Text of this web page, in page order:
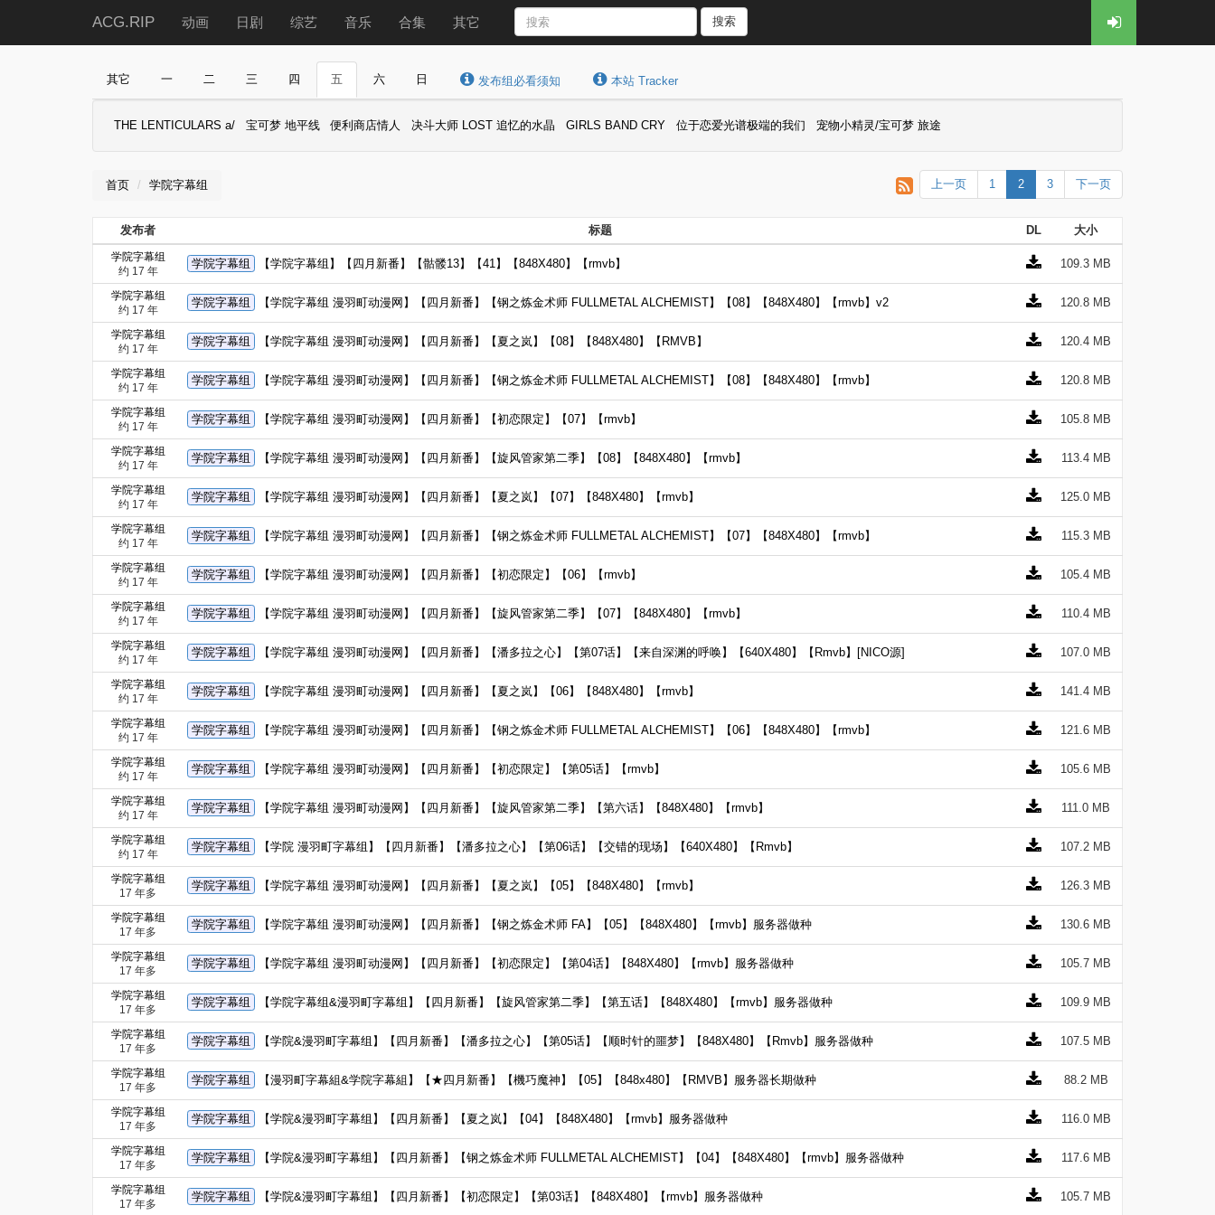
ACG.RIP 动画 日剧 综艺 音乐 合集 其它 搜索
其它 一 二 三 四 五 六 日 发布组必看须知 本站 Tracker
THE LENTICULARS a/ 宝可梦 地平线 便利商店情人 决斗大师 LOST 追忆的水晶 GIRLS BAND CRY 位于恋爱光谱极端的我们 宠物小精灵/宝可梦 旅途
上一页 1 2 3 下一页
首页 学院字幕组
发布者 标题 DL 大小
学院字幕组
约 17 年
学院字幕组 【学院字幕组】【四月新番】【骷髅13】【41】【848X480】【rmvb】 109.3 MB
学院字幕组
约 17 年
学院字幕组 【学院字幕组 漫羽町动漫网】【四月新番】【钢之炼金术师 FULLMETAL ALCHEMIST】【08】【848X480】【rmvb】v2 120.8 MB
学院字幕组
约 17 年
学院字幕组 【学院字幕组 漫羽町动漫网】【四月新番】【夏之岚】【08】【848X480】【RMVB】 120.4 MB
学院字幕组
约 17 年
学院字幕组 【学院字幕组 漫羽町动漫网】【四月新番】【钢之炼金术师 FULLMETAL ALCHEMIST】【08】【848X480】【rmvb】 120.8 MB
学院字幕组
约 17 年
学院字幕组 【学院字幕组 漫羽町动漫网】【四月新番】【初恋限定】【07】【rmvb】 105.8 MB
学院字幕组
约 17 年
学院字幕组 【学院字幕组 漫羽町动漫网】【四月新番】【旋风管家第二季】【08】【848X480】【rmvb】 113.4 MB
学院字幕组
约 17 年
学院字幕组 【学院字幕组 漫羽町动漫网】【四月新番】【夏之岚】【07】【848X480】【rmvb】 125.0 MB
学院字幕组
约 17 年
学院字幕组 【学院字幕组 漫羽町动漫网】【四月新番】【钢之炼金术师 FULLMETAL ALCHEMIST】【07】【848X480】【rmvb】 115.3 MB
学院字幕组
约 17 年
学院字幕组 【学院字幕组 漫羽町动漫网】【四月新番】【初恋限定】【06】【rmvb】 105.4 MB
学院字幕组
约 17 年
学院字幕组 【学院字幕组 漫羽町动漫网】【四月新番】【旋风管家第二季】【07】【848X480】【rmvb】 110.4 MB
学院字幕组
约 17 年
学院字幕组 【学院字幕组 漫羽町动漫网】【四月新番】【潘多拉之心】【第07话】【来自深渊的呼唤】【640X480】【Rmvb】[NICO源] 107.0 MB
学院字幕组
约 17 年
学院字幕组 【学院字幕组 漫羽町动漫网】【四月新番】【夏之岚】【06】【848X480】【rmvb】 141.4 MB
学院字幕组
约 17 年
学院字幕组 【学院字幕组 漫羽町动漫网】【四月新番】【钢之炼金术师 FULLMETAL ALCHEMIST】【06】【848X480】【rmvb】 121.6 MB
学院字幕组
约 17 年
学院字幕组 【学院字幕组 漫羽町动漫网】【四月新番】【初恋限定】【第05话】【rmvb】 105.6 MB
学院字幕组
约 17 年
学院字幕组 【学院字幕组 漫羽町动漫网】【四月新番】【旋风管家第二季】【第六话】【848X480】【rmvb】 111.0 MB
学院字幕组
约 17 年
学院字幕组 【学院 漫羽町字幕组】【四月新番】【潘多拉之心】【第06话】【交错的现场】【640X480】【Rmvb】 107.2 MB
学院字幕组
17 年多
学院字幕组 【学院字幕组 漫羽町动漫网】【四月新番】【夏之岚】【05】【848X480】【rmvb】 126.3 MB
学院字幕组
17 年多
学院字幕组 【学院字幕组 漫羽町动漫网】【四月新番】【钢之炼金术师 FA】【05】【848X480】【rmvb】服务器做种 130.6 MB
学院字幕组
17 年多
学院字幕组 【学院字幕组 漫羽町动漫网】【四月新番】【初恋限定】【第04话】【848X480】【rmvb】服务器做种 105.7 MB
学院字幕组
17 年多
学院字幕组 【学院字幕组&漫羽町字幕组】【四月新番】【旋风管家第二季】【第五话】【848X480】【rmvb】服务器做种 109.9 MB
学院字幕组
17 年多
学院字幕组 【学院&漫羽町字幕组】【四月新番】【潘多拉之心】【第05话】【顺时针的噩梦】【848X480】【Rmvb】服务器做种 107.5 MB
学院字幕组
17 年多
学院字幕组 【漫羽町字幕組&学院字幕組】【★四月新番】【機巧魔神】【05】【848x480】【RMVB】服务器长期做种 88.2 MB
学院字幕组
17 年多
学院字幕组 【学院&漫羽町字幕组】【四月新番】【夏之岚】【04】【848X480】【rmvb】服务器做种 116.0 MB
学院字幕组
17 年多
学院字幕组 【学院&漫羽町字幕组】【四月新番】【钢之炼金术师 FULLMETAL ALCHEMIST】【04】【848X480】【rmvb】服务器做种 117.6 MB
学院字幕组
17 年多
学院字幕组 【学院&漫羽町字幕组】【四月新番】【初恋限定】【第03话】【848X480】【rmvb】服务器做种 105.7 MB